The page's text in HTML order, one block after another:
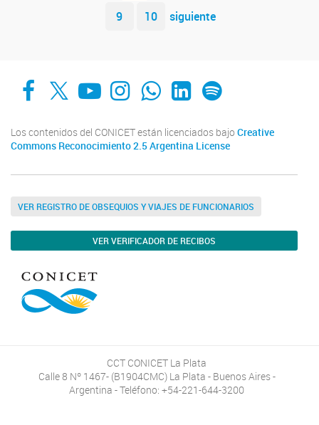
9
10 siguiente
Facebook
X YouTube
Instagram
Whats AppLinkedIn
Spotify
Los contenidos del CONICET están licenciados bajo Creative
Commons Reconocimiento 2.5 Argentina License
VER REGISTRO DE OBSEQUIOS Y VIAJES DE FUNCIONARIOS
VER VERIFICADOR DE RECIBOS
CCT CONICET La Plata
Calle 8 Nº 1467- (B1904CMC) La Plata - Buenos Aires -
Argentina - Teléfono: +54-221-644-3200